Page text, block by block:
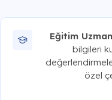
Eğitim
bilgileri
özel